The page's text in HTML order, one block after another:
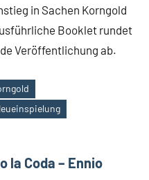
in Sachen Korngold
Booklet rundet
Veröffentlichung ab.
la Coda – Ennio